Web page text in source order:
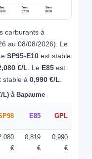
Jeu
08
Ven
07/08
Sam
08/08
carburants à
au 08/08/2026). Le
SP95-E10 est stable
€/L. Le E85 est
stable à 0,990 €/L.
à Bapaume
E85 GPL
€
0,819
€
0,990
€